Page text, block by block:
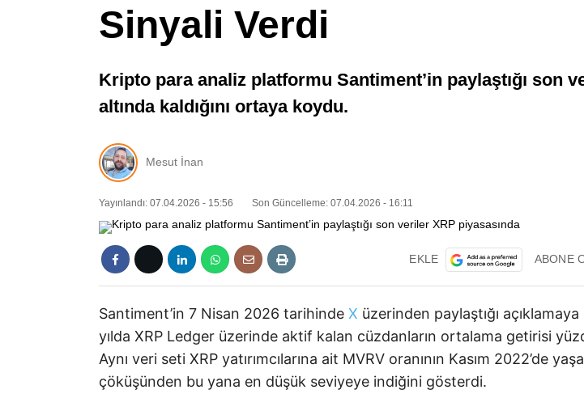
Sinyali Verdi
Kripto para analiz platformu Santiment’in paylaştığı son
altında kaldığını ortaya koydu.
Mesut İnan
Yayınlandı: 07.04.2026 - 15:56 Son Güncelleme: 07.04.2026 - 16:11
EKLE ABONE
Santiment’in 7 Nisan 2026 tarihinde X üzerinden paylaştığı
yılda XRP Ledger üzerinde aktif kalan cüzdanların ortalama getirisi
Aynı veri seti XRP yatırımcılarına ait MVRV oranının Kasım 2022’de
çöküşünden bu yana en düşük seviyeye indiğini gösterdi.